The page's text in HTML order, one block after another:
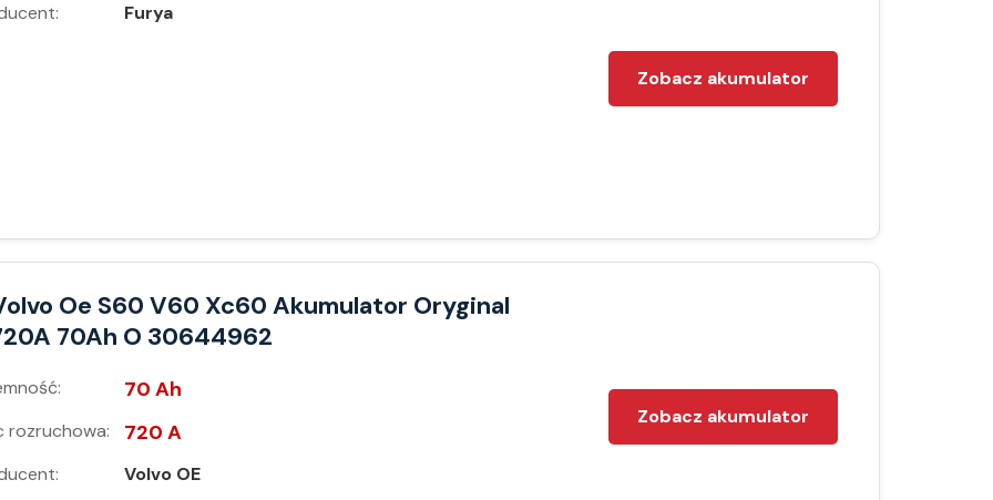
Furya
Zobacz akumulator
Oe S60 V60 Xc60 Akumulator Oryginal
70Ah O 30644962
70 Ah
rozruchowa: 720 A
Volvo OE
Zobacz akumulator